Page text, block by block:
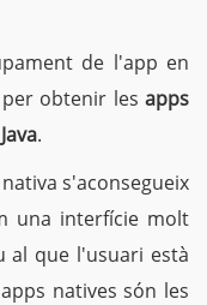
de l'app en
obtenir les apps
.
s'aconsegueix
una interfície molt
al que l'usuari està
natives són les